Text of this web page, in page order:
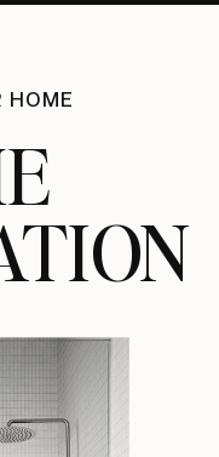
HOME